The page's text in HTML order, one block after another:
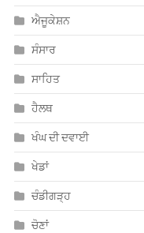
ਐਜੂਕੇਸ਼ਨ
ਸੰਸਾਰ
ਸਾਹਿਤ
ਹੈਲਥ
ਖੰਘ ਦੀ ਦਵਾਈ
ਖੇਡਾਂ
ਚੰਡੀਗੜ੍ਹ
ਚੋਣਾਂ